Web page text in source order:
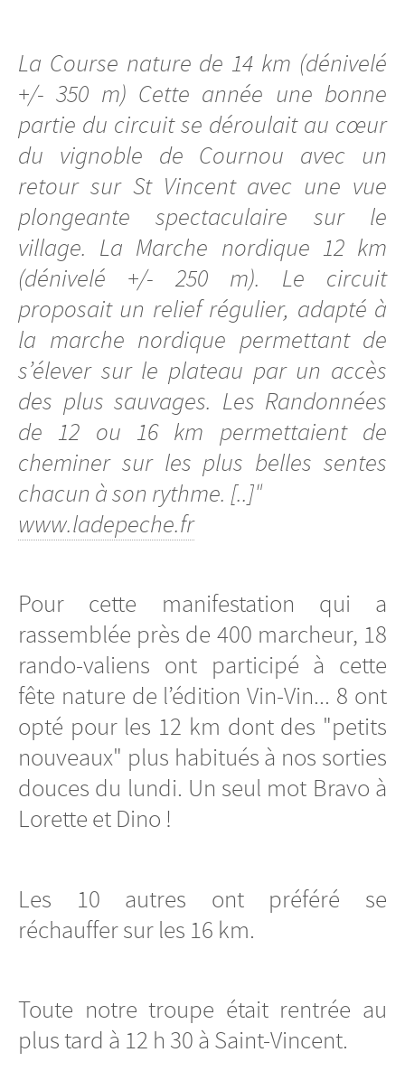
La Course nature de 14 km (dénivelé
+/- 350 m) Cette année une bonne
partie du circuit se déroulait au cœur
du vignoble de Cournou avec un
retour sur St Vincent avec une vue
plongeante spectaculaire sur le
village. La Marche nordique 12 km
(dénivelé +/- 250 m). Le circuit
proposait un relief régulier, adapté à
la marche nordique permettant de
s’élever sur le plateau par un accès
des plus sauvages. Les Randonnées
de 12 ou 16 km permettaient de
cheminer sur les plus belles sentes
chacun à son rythme. [..]"
www.ladepeche.fr
Pour cette manifestation qui a
rassemblée près de 400 marcheur, 18
rando-valiens ont participé à cette
fête nature de l’édition Vin-Vin... 8 ont
opté pour les 12 km dont des "petits
nouveaux" plus habitués à nos sorties
douces du lundi. Un seul mot Bravo à
Lorette et Dino !
Les 10 autres ont préféré se
réchauffer sur les 16 km.
Toute notre troupe était rentrée au
plus tard à 12 h 30 à Saint-Vincent.